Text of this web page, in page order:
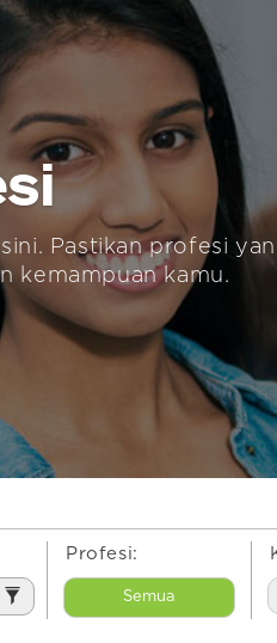
Pastikan profesi
kemampuan kamu.
Profesi:
Semua